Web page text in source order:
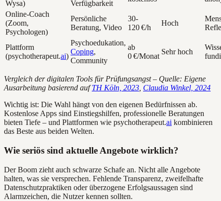
Wysa)
Verfügbarkeit
Online-Coach
(Zoom,
Psychologen)
Persönliche
Beratung, Video
30-
120 €/h
Hoch
Plattform
(psychotherapeut.ai)
Psychoedukation,
Coping,
Community
ab
0 €/Monat
Sehr hoch
Vergleich der digitalen Tools für Prüfungsangst – Quelle: Eigene
Ausarbeitung basierend aufTH Köln, 2023 Claudia Winkel, 2024
Wichtig ist: Die Wahl hängt von den eigenen Bedürfnissen ab.
Kostenlose Apps sind Einstiegshilfen, professionelle Beratungen
bieten Tiefe – und Plattformen wie psychotherapeut.ai kombinieren
das Beste aus beiden Welten.
Wie seriös sind aktuelle Angebote wirklich?
Der Boom zieht auch schwarze Schafe an. Nicht alle Angebote
halten, was sie versprechen. Fehlende Transparenz, zweifelhafte
Datenschutzpraktiken oder überzogene Erfolgsaussagen sind
Alarmzeichen, die Nutzer kennen sollten.